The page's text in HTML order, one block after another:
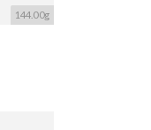
144.00g